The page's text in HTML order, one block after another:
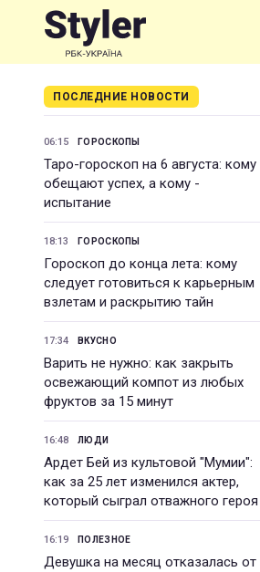
ПОСЛЕДНИЕ НОВОСТИ
06:15 ГОРОСКОПЫ
Таро-гороскоп на 6 августа: кому
обещают успех, а кому -
испытание
18:13 ГОРОСКОПЫ
Гороскоп до конца лета: кому
следует готовиться к карьерным
взлетам и раскрытию тайн
17:34 ВКУСНО
Варить не нужно: как закрыть
освежающий компот из любых
фруктов за 15 минут
16:48 ЛЮДИ
Ардет Бей из культовой "Мумии":
как за 25 лет изменился актер,
который сыграл отважного героя
16:19 ПОЛЕЗНОЕ
Девушка на месяц отказалась от